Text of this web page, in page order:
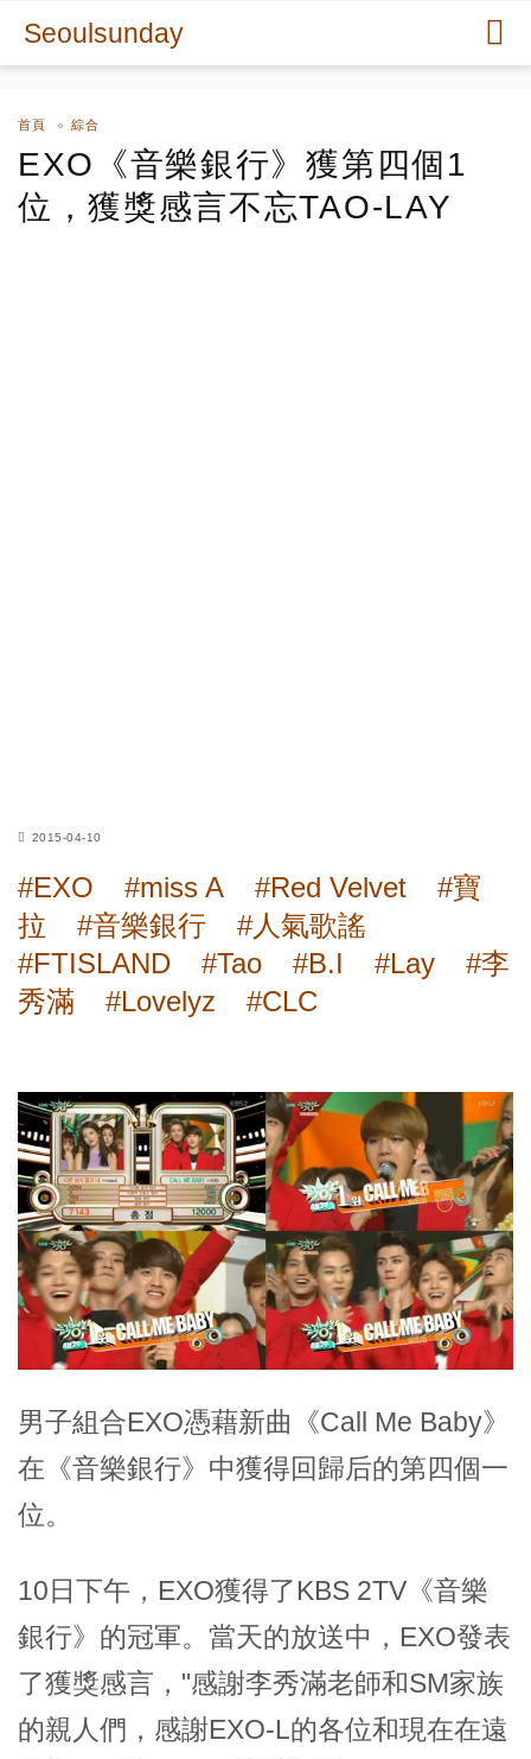
Seoulsunday
首頁 綜合
EXO《音樂銀行》獲第四個1
位，獲獎感言不忘TAO-LAY
2015-04-10
#EXO #miss A #Red Velvet
#寶
拉
#音樂銀行
#人氣歌謠
#FTISLAND
#Tao #B.I #Lay
#李
秀滿
#Lovelyz #CLC
男子組合EXO憑藉新曲《Call Me Baby》
在《音樂銀行》中獲得回歸后的第四個一
位。
10日下午，EXO獲得了KBS 2TV《音樂
銀行》的冠軍。當天的放送中，EXO發表
了獲獎感言，"感謝李秀滿老師和SM家族
的親人們，感謝EXO-L的各位和現在在遠